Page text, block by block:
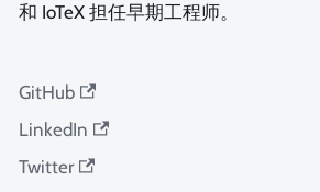
和 IoTeX 担任早期工程师。
GitHub
LinkedIn
Twitter